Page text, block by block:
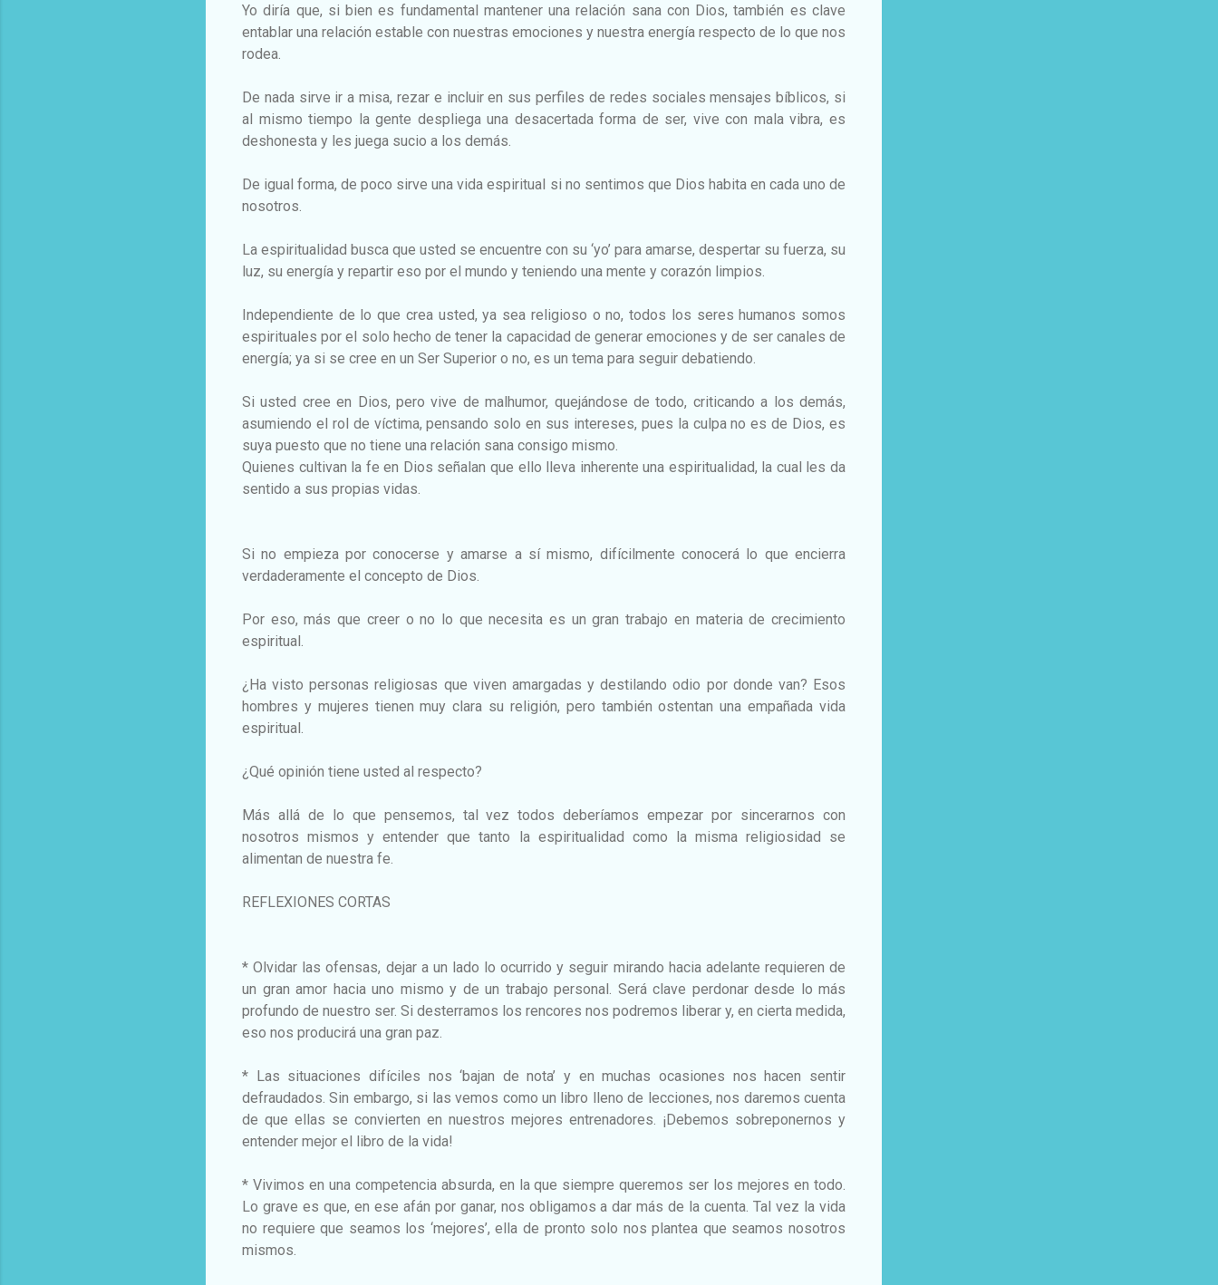
Yo diría que, si bien es fundamental mantener una relación sana con Dios, también es clave
entablar una relación estable con nuestras emociones y nuestra energía respecto de lo que nos
rodea.
De nada sirve ir a misa, rezar e incluir en sus perfiles de redes sociales mensajes bíblicos, si
al mismo tiempo la gente despliega una desacertada forma de ser, vive con mala vibra, es
deshonesta y les juega sucio a los demás.
De igual forma, de poco sirve una vida espiritual si no sentimos que Dios habita en cada uno de
nosotros.
La espiritualidad busca que usted se encuentre con su ‘yo’ para amarse, despertar su fuerza, su
luz, su energía y repartir eso por el mundo y teniendo una mente y corazón limpios.
Independiente de lo que crea usted, ya sea religioso o no, todos los seres humanos somos
espirituales por el solo hecho de tener la capacidad de generar emociones y de ser canales de
energía; ya si se cree en un Ser Superior o no, es un tema para seguir debatiendo.
Si usted cree en Dios, pero vive de malhumor, quejándose de todo, criticando a los demás,
asumiendo el rol de víctima, pensando solo en sus intereses, pues la culpa no es de Dios, es
suya puesto que no tiene una relación sana consigo mismo.
Quienes cultivan la fe en Dios señalan que ello lleva inherente una espiritualidad, la cual les da
sentido a sus propias vidas.
Si no empieza por conocerse y amarse a sí mismo, difícilmente conocerá lo que encierra
verdaderamente el concepto de Dios.
Por eso, más que creer o no lo que necesita es un gran trabajo en materia de crecimiento
espiritual.
¿Ha visto personas religiosas que viven amargadas y destilando odio por donde van? Esos
hombres y mujeres tienen muy clara su religión, pero también ostentan una empañada vida
espiritual.
¿Qué opinión tiene usted al respecto?
Más allá de lo que pensemos, tal vez todos deberíamos empezar por sincerarnos con
nosotros mismos y entender que tanto la espiritualidad como la misma religiosidad se
alimentan de nuestra fe.
REFLEXIONES CORTAS
* Olvidar las ofensas, dejar a un lado lo ocurrido y seguir mirando hacia adelante requieren de
un gran amor hacia uno mismo y de un trabajo personal. Será clave perdonar desde lo más
profundo de nuestro ser. Si desterramos los rencores nos podremos liberar y, en cierta medida,
eso nos producirá una gran paz.
* Las situaciones difíciles nos ‘bajan de nota’ y en muchas ocasiones nos hacen sentir
defraudados. Sin embargo, si las vemos como un libro lleno de lecciones, nos daremos cuenta
de que ellas se convierten en nuestros mejores entrenadores. ¡Debemos sobreponernos y
entender mejor el libro de la vida!
* Vivimos en una competencia absurda, en la que siempre queremos ser los mejores en todo.
Lo grave es que, en ese afán por ganar, nos obligamos a dar más de la cuenta. Tal vez la vida
no requiere que seamos los ‘mejores’, ella de pronto solo nos plantea que seamos nosotros
mismos.